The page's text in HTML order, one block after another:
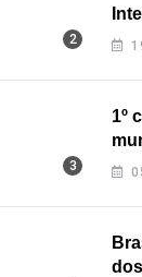
IMIGRAÇÃO,
1º